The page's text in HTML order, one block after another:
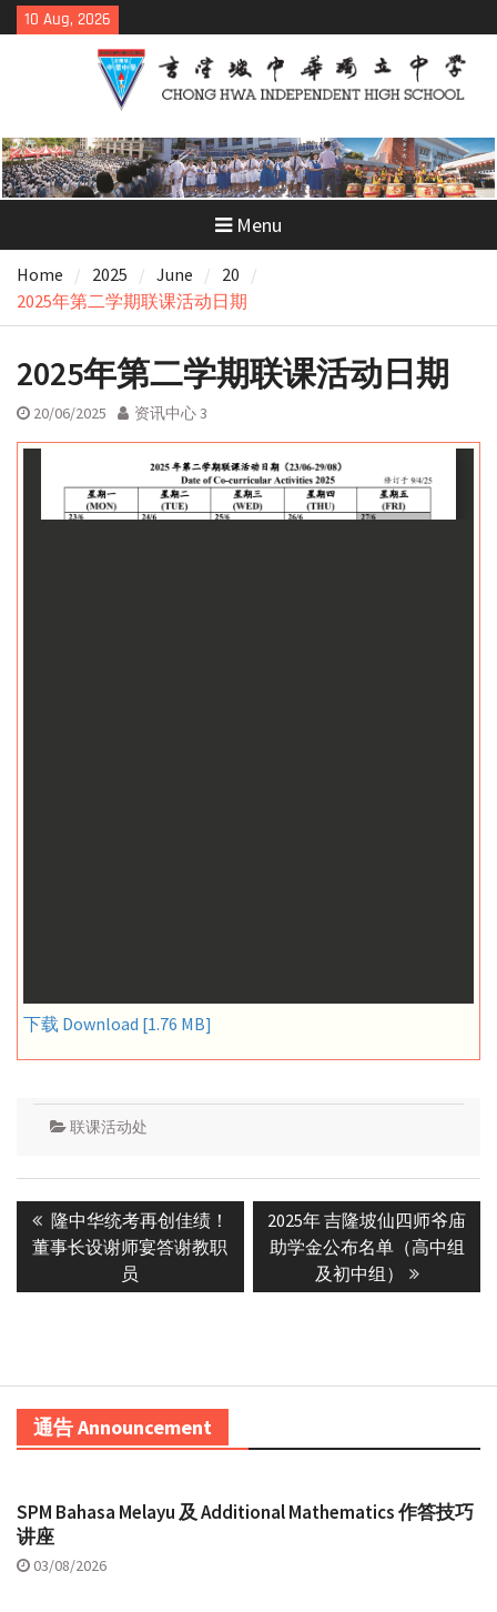
Skip
to
10 Aug, 2026
Menu
Home 2025 June
20
2025年第二学期联课活动日期
2025年第二学期联课活动日期
20/06/2025 资讯中心 3
下载 Download [1.76 MB]
联课活动处
navigation
Previous
post:
隆中华统考再创佳绩！
董事长设谢师宴答谢教职
员
Next
post:
2025年 吉隆坡仙四师爷庙
助学金公布名单（高中组
及初中组）
通告 Announcement
SPM Bahasa Melayu 及 Additional Mathematics 作答技巧
讲座
03/08/2026